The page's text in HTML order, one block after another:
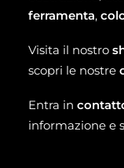
ferramenta,
Visita il nostro
scopri le nostre
Entra in
informazione e